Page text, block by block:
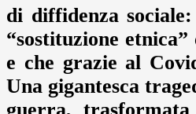
di diffidenza
“sostituzione
e che grazie al
Una gigantesca